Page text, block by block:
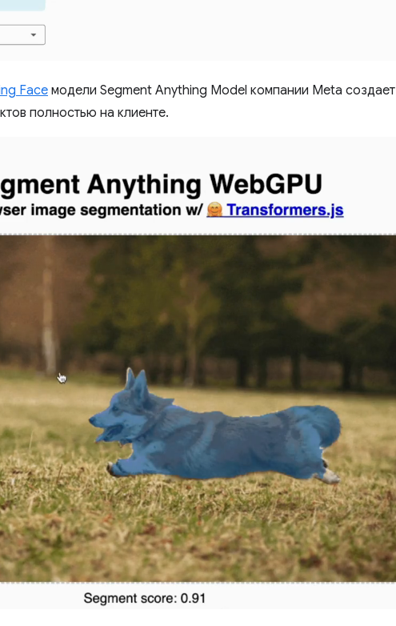
Face модели Segment Anything Model компании Meta создает
полностью на клиенте.